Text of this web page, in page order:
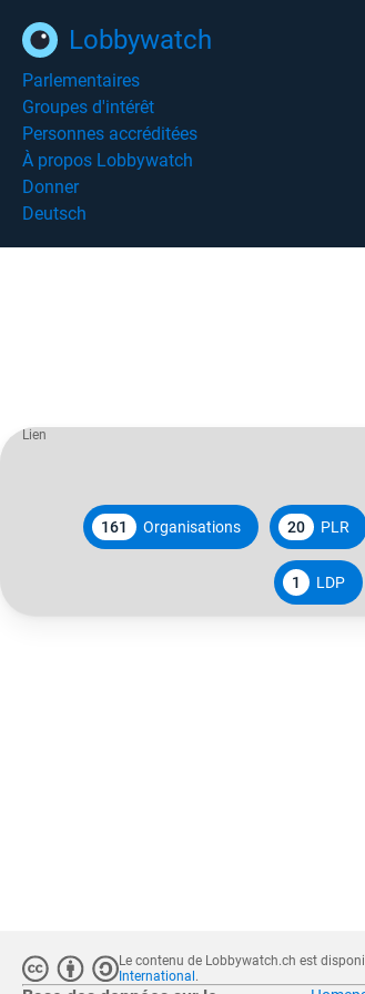
Lobbywatch
Parlementaires
Groupes d'intérêt
Personnes accréditées
À propos Lobbywatch
Donner
Deutsch
161 Organisations 20 PLR
1 LDP
Lien
Le contenu de Lobbywatch.ch est
International .